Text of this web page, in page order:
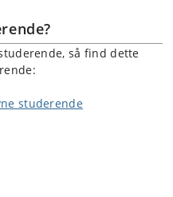
så find dette
studerende